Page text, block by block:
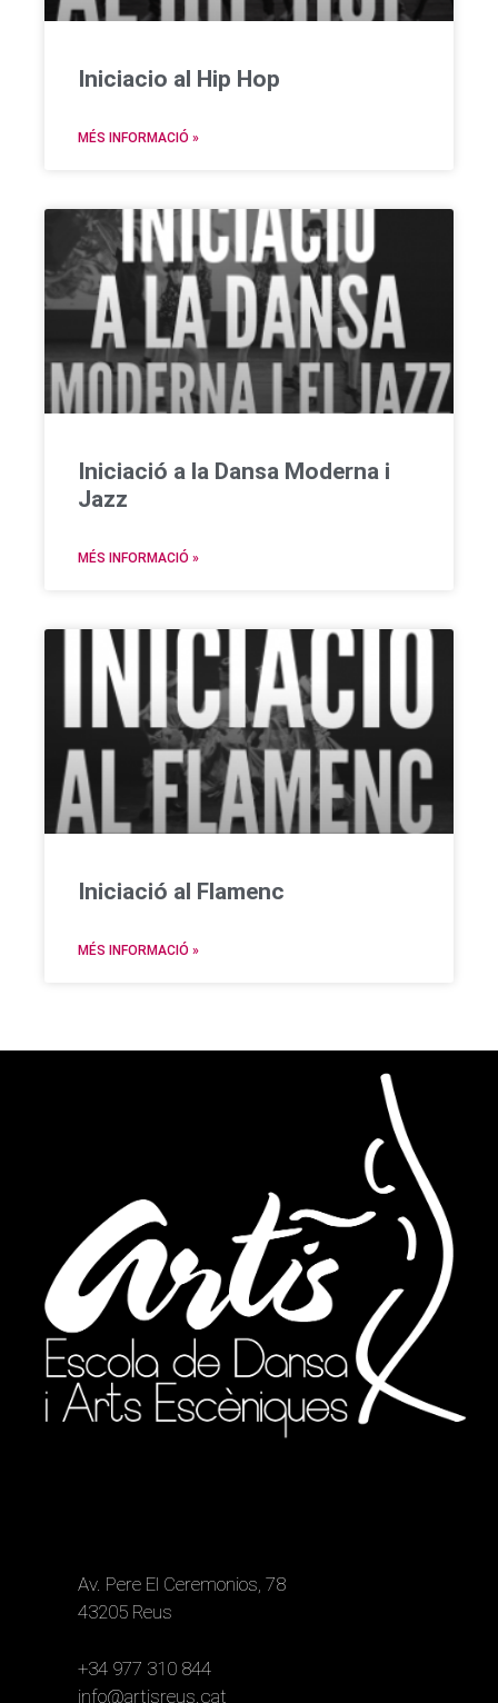
Iniciacio al Hip Hop
MÉS INFORMACIÓ »
Iniciació a la Dansa Moderna i
Jazz
MÉS INFORMACIÓ »
Iniciació al Flamenc
MÉS INFORMACIÓ »
Av. Pere El Ceremonios, 78
43205 Reus
+34 977 310 844
info@artisreus.cat